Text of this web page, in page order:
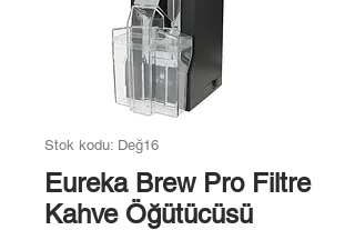
Stok kodu: Değ16
Eureka Brew Pro Filtre
Kahve Öğütücüsü